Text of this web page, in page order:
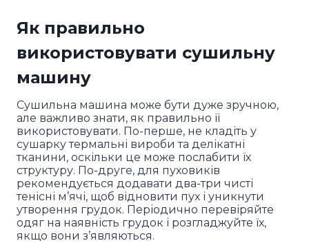
Як правильно
використовувати сушильну
машину
Сушильна машина може бути дуже зручною,
але важливо знати, як правильно її
використовувати. По-перше, не кладіть у
сушарку термальні вироби та делікатні
тканини, оскільки це може послабити їх
структуру. По-друге, для пуховиків
рекомендується додавати два-три чисті
тенісні м’ячі, щоб відновити пух і уникнути
утворення грудок. Періодично перевіряйте
одяг на наявність грудок і розгладжуйте їх,
якщо вони з’являються.